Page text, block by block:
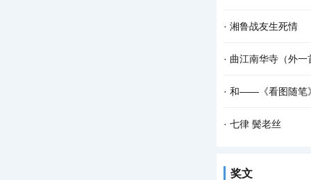
课堂上，我正在给
们七嘴八舌地分享
· 湘鲁战友生死情
我叫周红旗，是湖
雨已在我的脸上添
· 曲江南华寺（外一
千年的钟声在千年
缈起来 袅袅烟灰，
· 和――《看图随笔》
高桥流水船无影 柳
· 七律 鬓老丝
奖文